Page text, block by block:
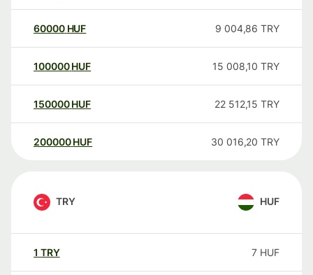
60000 HUF 9 004,86 TRY
100000 HUF 15 008,10 TRY
150000 HUF 22 512,15 TRY
200000 HUF 30 016,20 TRY
TRY HUF
1 TRY 7 HUF